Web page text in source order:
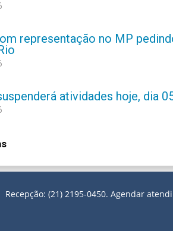
representação no MP
atividades hoje, dia
Recepção: (21) 2195-0450. Agendar